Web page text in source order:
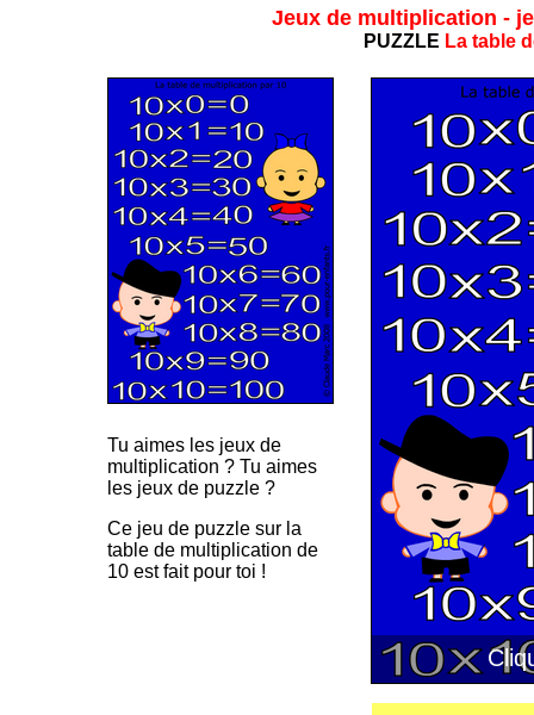
Jeux de multiplication -
PUZZLE La table
Tu aimes les jeux de
multiplication ? Tu aimes
les jeux de puzzle ?
Ce jeu de puzzle sur la
table de multiplication de
10 est fait pour toi !